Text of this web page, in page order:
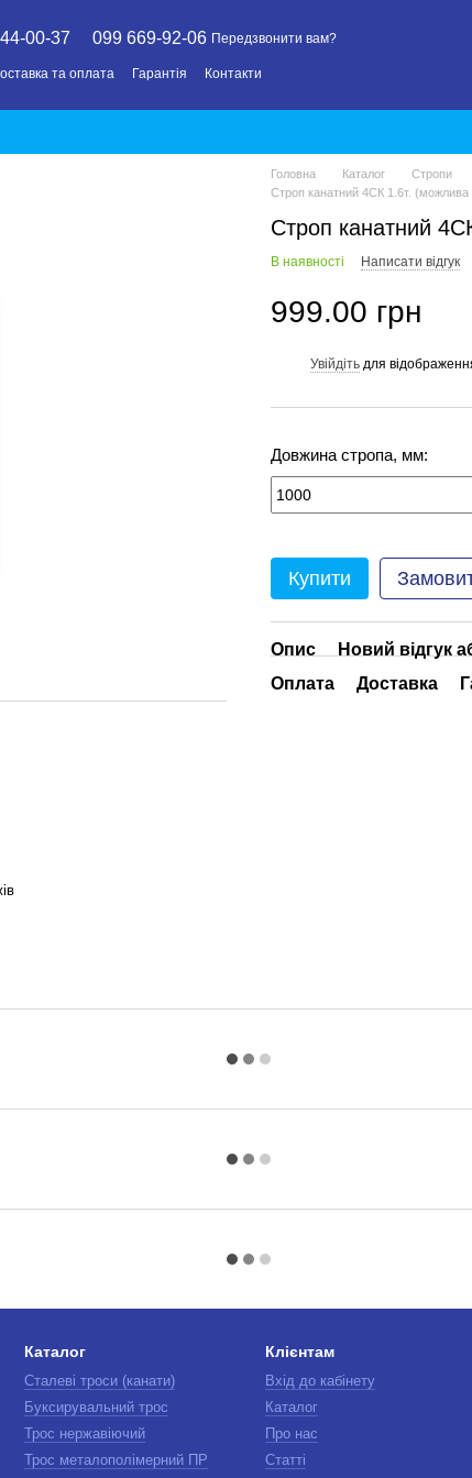
00-37 099 669-92-06 Передзвонити вам?
та оплата Гарантія Контакти
Головна Каталог Стропи
Строп канатний 4СК 1.6т. (можлива
Строп канатний
В наявності Написати відгук
999.00 грн
Увійдіть для
Довжина стропа, мм:
Купити
Опис Новий відгук
Оплата
Доставка
Каталог
Сталеві троси (канати)
Буксирувальний трос
Трос нержавіючий
Трос металополімерний ПР
Клієнтам
Вхід до кабінету
Каталог
Про нас
Статті